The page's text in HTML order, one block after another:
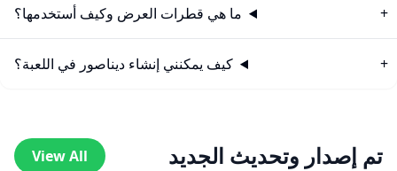
ما هي قطرات العرض وكيف أستخدمها؟
كيف يمكنني إنشاء ديناصور في اللعبة؟
تم إصدار وتحديث الجديد View All